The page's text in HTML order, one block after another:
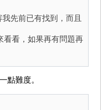
先前已有找到，而且
看看，如果再有問題再
點難度。